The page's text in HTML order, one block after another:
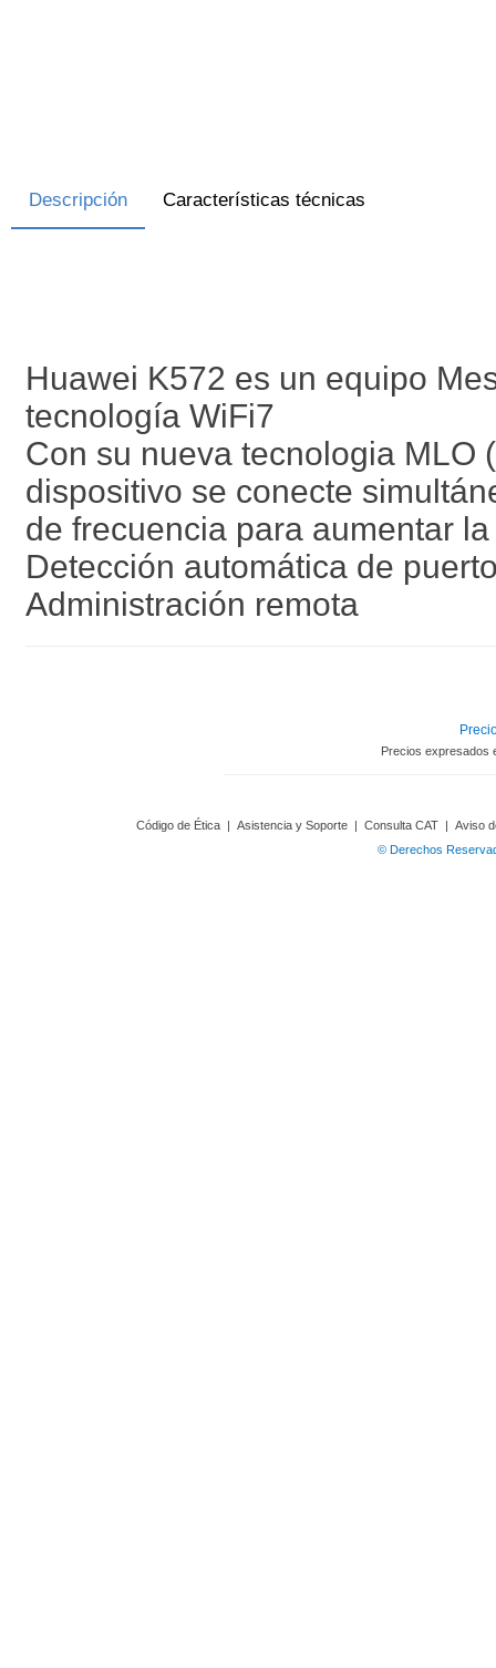
Descripción Características técnicas
Huawei K572 es un equipo
tecnología WiFi7
Con su nueva tecnologia MLO
dispositivo se conecte
de frecuencia para aumentar
Detección automática de
Administración remota
Precios expresados
Código de Ética | Asistencia y Soporte | Consulta CAT | Aviso
© Derechos